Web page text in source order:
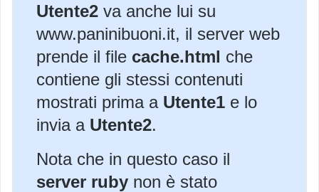
Utente2 va anche lui su
www.paninibuoni.it, il server web
prende il file cache.html che
contiene gli stessi contenuti
mostrati prima a Utente1 e lo
invia a Utente2.
Nota che in questo caso il
server ruby non è stato